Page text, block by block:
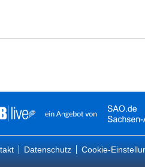
Datenschutz Cookie-